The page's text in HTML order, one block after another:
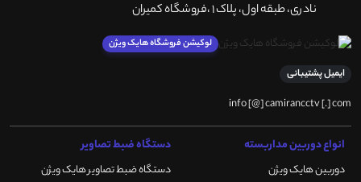
نادری، طبقه اول، پلاک 1 ،فروشگاه کمیران
لوکیشن فروشگاه هایک ویژن
ایمیل پشتیبانی
info [@] camirancctv [.] com
انواع دوربین مداربسته
دوربین هایک ویژن
دستگاه ضبط تصاویر
دستگاه ضبط تصاویر هایک ویژن